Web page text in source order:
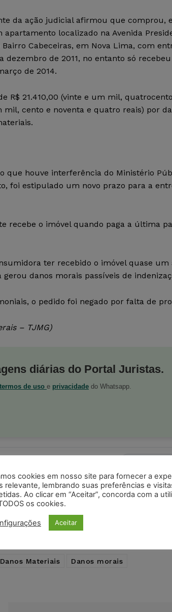
da ação judicial afirmou que comprou,
apartamento localizado na Avenida
Bairro Cabeceiras, em Nova Lima, com
dezembro de 2011, no entanto só
de 2014.
R$ 21.410,00 (vinte e um mil,
mil, cento e noventa e quatro reais) por
que houve interferência do Ministério
foi estipulado um novo prazo para a
recebe o imóvel quando paga a última
ter recebido o imóvel quase um
danos morais passíveis de
o pedido foi negado por falta de
– TJMG)
diárias do Portal Juristas.
termos de uso e privacidade do Whatsapp.
Google News
jurídicas do Brasil
Facebook Telegram
LinkedIn
Danos Materiais
Danos morais
cookies em nosso site para fornecer a
relevante, lembrando suas preferências e
Ao clicar em “Aceitar”, concorda com a
os cookies.
Aceitar